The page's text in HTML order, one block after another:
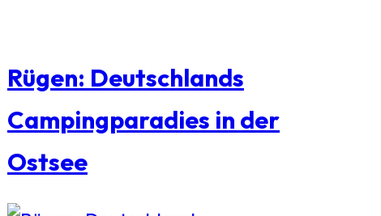
Rügen: Deutschlands
Campingparadies in der
Ostsee